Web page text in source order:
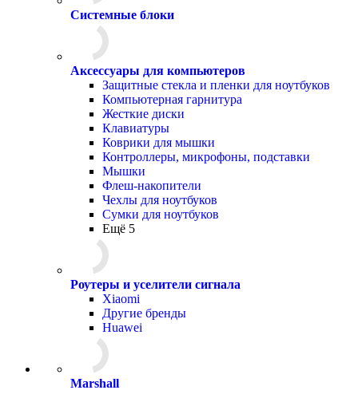
Системные блоки
Аксессуары для компьютеров
Защитные стекла и пленки для ноутбуков
Компьютерная гарнитура
Жесткие диски
Клавиатуры
Коврики для мышки
Контроллеры, микрофоны, подставки
Мышки
Флеш-накопители
Чехлы для ноутбуков
Сумки для ноутбуков
Ещё 5
Роутеры и уселители сигнала
Xiaomi
Другие бренды
Huawei
Marshall